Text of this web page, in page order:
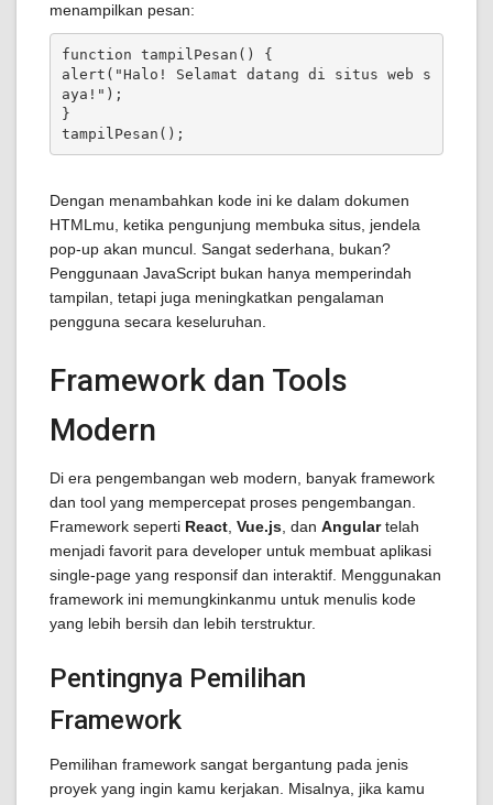
menampilkan pesan:
function tampilPesan() {
alert("Halo! Selamat datang di situs web s
aya!");
}
tampilPesan();
Dengan menambahkan kode ini ke dalam dokumen
HTMLmu, ketika pengunjung membuka situs, jendela
pop-up akan muncul. Sangat sederhana, bukan?
Penggunaan JavaScript bukan hanya memperindah
tampilan, tetapi juga meningkatkan pengalaman
pengguna secara keseluruhan.
Framework dan Tools
Modern
Di era pengembangan web modern, banyak framework
dan tool yang mempercepat proses pengembangan.
Framework seperti React Vue.js , dan Angulartelah
menjadi favorit para developer untuk membuat aplikasi
single-page yang responsif dan interaktif. Menggunakan
framework ini memungkinkanmu untuk menulis kode
yang lebih bersih dan lebih terstruktur.
Pentingnya Pemilihan
Framework
Pemilihan framework sangat bergantung pada jenis
proyek yang ingin kamu kerjakan. Misalnya, jika kamu